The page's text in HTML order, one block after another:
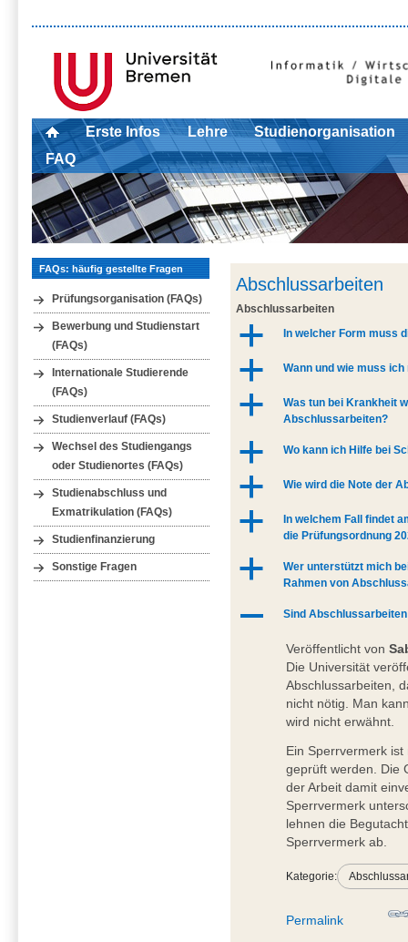
Erste Infos Lehre
Studienorganisation
FAQ
FAQs: häufig gestellte Fragen
Prüfungsorganisation (FAQs)
Bewerbung und Studienstart
(FAQs)
Internationale Studierende
(FAQs)
Studienverlauf (FAQs)
Wechsel des Studiengangs
oder Studienortes (FAQs)
Studienabschluss und
Exmatrikulation (FAQs)
Studienfinanzierung
Sonstige Fragen
Abschlussarbeiten
Abschlussarbeiten
a In welcher Form muss
a Wann und wie muss
a
Was tun bei Krankheit
Abschlussarbeiten?
a Wo kann ich Hilfe bei
a Wie wird die Note der
a
In welchem Fall findet
die Prüfungsordnung
a
Wer unterstützt mich
Rahmen von
A Sind
Veröffentlicht von
Die Universität
Abschlussarbeiten,
nicht nötig. Man
wird nicht erwähnt.
Ein Sperrvermerk
geprüft werden. Die
der Arbeit damit
Sperrvermerk
lehnen die
Sperrvermerk ab.
Kategorie:
Permalink